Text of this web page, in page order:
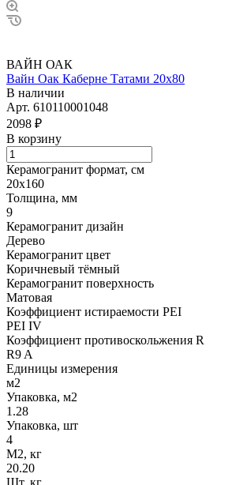
ВАЙН ОАК
Вайн Оак Каберне Татами 20х80
В наличии
Арт. 610110001048
2098 ₽
В корзину
Керамогранит формат, см
20х160
Толщина, мм
9
Керамогранит дизайн
Дерево
Керамогранит цвет
Коричневый тёмный
Керамогранит поверхность
Матовая
Коэффициент истираемости PEI
PEI IV
Коэффициент противоскольжения R
R9 A
Единицы измерения
м2
Упаковка, м2
1.28
Упаковка, шт
4
М2, кг
20.20
Шт, кг